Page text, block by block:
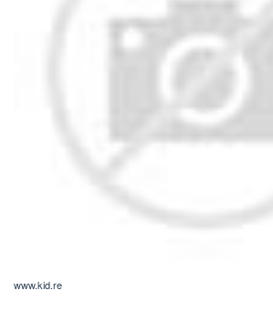
www.kid.re